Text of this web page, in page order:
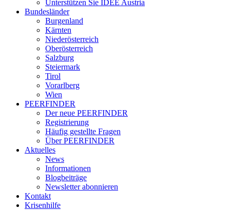
Unterstützen Sie IDEE Austria
Bundesländer
Burgenland
Kärnten
Niederösterreich
Oberösterreich
Salzburg
Steiermark
Tirol
Vorarlberg
Wien
PEERFINDER
Der neue PEERFINDER
Registrierung
Häufig gestellte Fragen
Über PEERFINDER
Aktuelles
News
Informationen
Blogbeiträge
Newsletter abonnieren
Kontakt
Krisenhilfe